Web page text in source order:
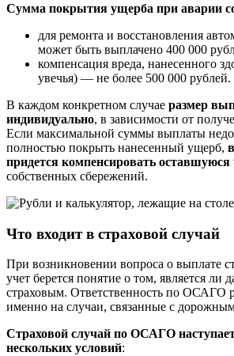
Сумма покрытия ущерба при аварии
для ремонта и восстановления
может быть выплачено 400 000
компенсация вреда, нанесенного
увечья) — не более 500 000 рублей.
В каждом конкретном случае размер
индивидуально, в зависимости от
Если максимальной суммы выплаты
полностью покрыть нанесенный ущерб,
придется компенсировать оставшуюся
собственных сбережений.
Что входит в страховой случай
При возникновении вопроса о выплате
учет берется понятие о том, является ли
страховым. Ответственность по ОСАГО
именно на случаи, связанные с
Страховой случай по ОСАГО
нескольких условий: